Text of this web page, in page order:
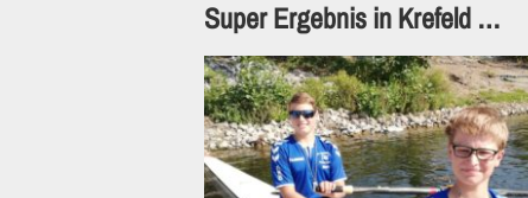
Super Ergebnis in Krefeld …